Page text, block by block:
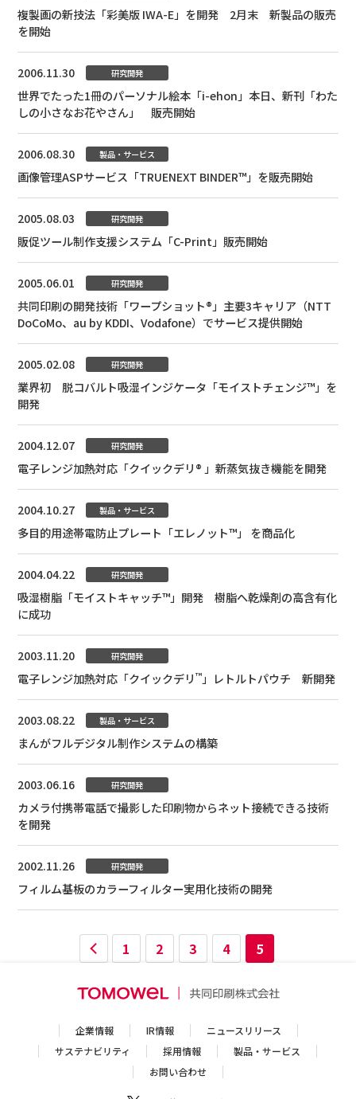
複製画の新技法「彩美版 IWA-E」を開発 2月末 新製品の販売
を開始
2006.11.30 研究開発
世界でたった1冊のパーソナル絵本「i-ehon」本日、新刊「わた
しの小さなお花やさん」 販売開始
2006.08.30 製品・サービス
画像管理ASPサービス「TRUENEXT BINDER™」を販売開始
2005.08.03 研究開発
販促ツール制作支援システム「C-Print」販売開始
2005.06.01 研究開発
共同印刷の開発技術「ワープショット®」主要3キャリア（NTT
DoCoMo、au by KDDI、Vodafone）でサービス提供開始
2005.02.08 研究開発
業界初 脱コバルト吸湿インジケータ「モイストチェンジ™」を
開発
2004.12.07 研究開発
電子レンジ加熱対応「クイックデリ® 」新蒸気抜き機能を開発
2004.10.27 製品・サービス
多目的用途帯電防止プレート「エレノット™」 を商品化
2004.04.22 研究開発
吸湿樹脂「モイストキャッチ™」開発 樹脂へ乾燥剤の高含有化
に成功
2003.11.20 研究開発
電子レンジ加熱対応「クイックデリ™」レトルトパウチ 新開発
2003.08.22 製品・サービス
まんがフルデジタル制作システムの構築
2003.06.16 研究開発
カメラ付携帯電話で撮影した印刷物からネット接続できる技術
を開発
2002.11.26 研究開発
フィルム基板のカラーフィルター実用化技術の開発
1 2 3 4 5
企業情報 IR情報
ニュースリリース
サステナビリティ
採用情報
製品・サービス
お問い合わせ